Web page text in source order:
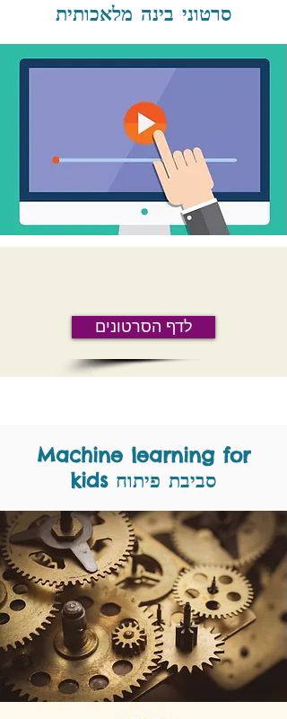
סרטוני בינה מלאכותית
לדף הסרטונים
Machine learning for
kids סביבת פיתוח